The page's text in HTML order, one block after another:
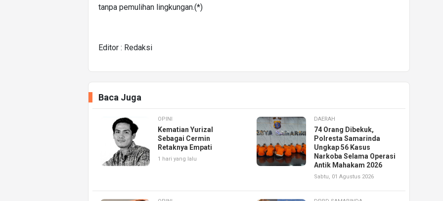
tanpa pemulihan lingkungan.(*)
Editor : Redaksi
Baca Juga
OPINI
Kematian Yurizal
Sebagai Cermin
Retaknya Empati
1 hari yang lalu
DAERAH
74 Orang Dibekuk,
Polresta Samarinda
Ungkap 56 Kasus
Narkoba Selama Operasi
Antik Mahakam 2026
Sabtu, 01 Agustus 2026